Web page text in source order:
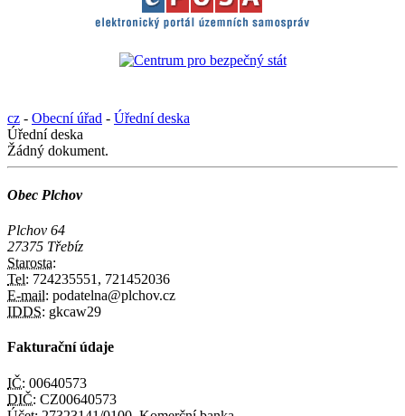
cz - Obecní úřad - Úřední deska
Úřední deska
Žádný dokument.
Obec Plchov
Plchov 64
27375 Třebíz
Starosta:
Tel: 724235551, 721452036
E-mail: podatelna@plchov.cz
IDDS: gkcaw29
Fakturační údaje
IČ: 00640573
DIČ: CZ00640573